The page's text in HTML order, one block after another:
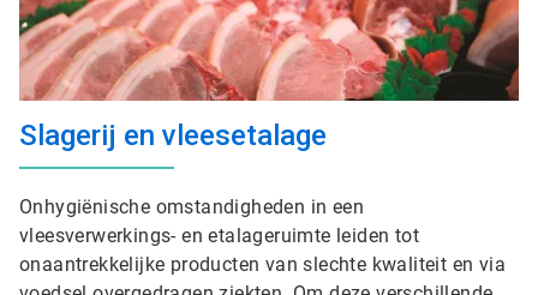
Slagerij en vleesetalage
Onhygiënische omstandigheden in een
vleesverwerkings- en etalageruimte leiden tot
onaantrekkelijke producten van slechte kwaliteit en via